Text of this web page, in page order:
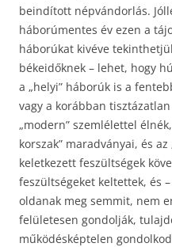
beindított népvándorlás.
háborúmentes év ezen a
háborúkat kivéve
békeidőknek – lehet, hogy
a „helyi” háborúk is a
vagy a korábban
„modern” szemlélettel
korszak” maradványai, és
keletkezett feszültségek
feszültségeket keltettek, és
oldanak meg semmit, nem
felületesen gondolják,
működésképtelen